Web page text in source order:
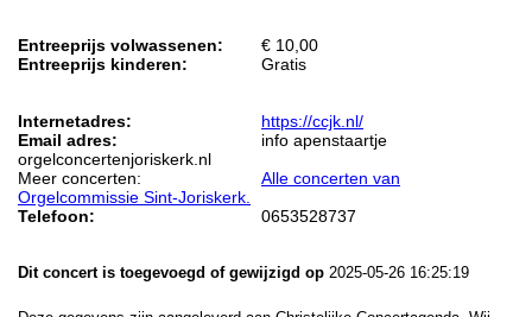
Entreeprijs volwassenen:
€ 10,00
Entreeprijs kinderen:
Gratis
Internetadres:
https://ccjk.nl/
Email adres:
info apenstaartje
orgelconcertenjoriskerk.nl
Meer concerten:
Alle concerten van
Orgelcommissie Sint-Joriskerk.
Telefoon:
0653528737
Dit concert is toegevoegd of gewijzigd op 2025-05-26 16:25:19